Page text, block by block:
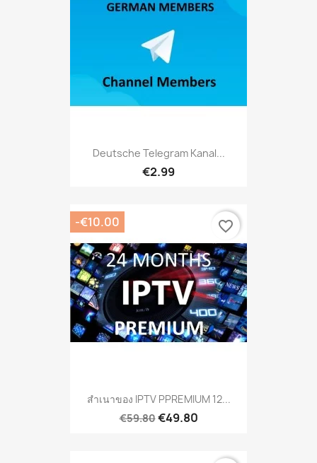
Deutsche Telegram Kanal...
€2.99
สำเนาของ IPTV PPREMIUM 12...
€59.80€49.80
-€10.00 favorite_border